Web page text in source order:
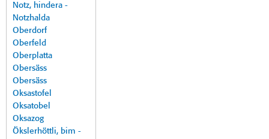
Notz, hindera -
Notzhalda
Oberdorf
Oberfeld
Oberplatta
Obersäss
Obersäss
Oksastofel
Oksatobel
Oksazog
Ökslerhöttli, bim -